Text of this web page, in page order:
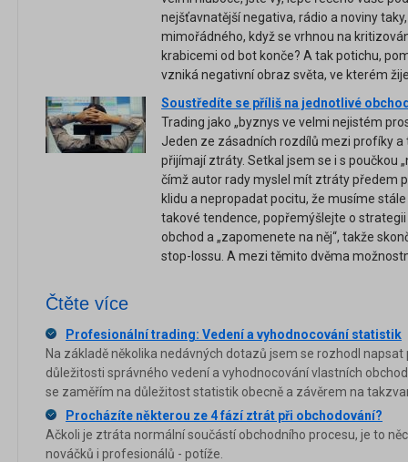
nejšťavnatější negativa, rádio a noviny
mimořádného, když se vrhnou na
krabicemi od bot konče? A tak potichu,
vzniká negativní obraz světa, ve kterém
Soustředíte se příliš na jednotlivé
Trading jako „byznys ve velmi nejistém
Jeden ze zásadních rozdílů mezi profíky a
přijímají ztráty. Setkal jsem se i s poučkou
čímž autor rady myslel mít ztráty předem
klidu a nepropadat pocitu, že musíme
takové tendence, popřemýšlejte o
obchod a „zapomenete na něj“, takže
stop-lossu. A mezi těmito dvěma
Čtěte více
Profesionální trading: Vedení a vyhodnocování statistik
Na základě několika nedávných dotazů jsem se rozhodl
důležitosti správného vedení a vyhodnocování vlastních
se zaměřím na důležitost statistik obecně a závěrem na
Procházíte některou ze 4 fází ztrát při obchodování?
Ačkoli je ztráta normální součástí obchodního procesu, je to
nováčků i profesionálů - potíže.